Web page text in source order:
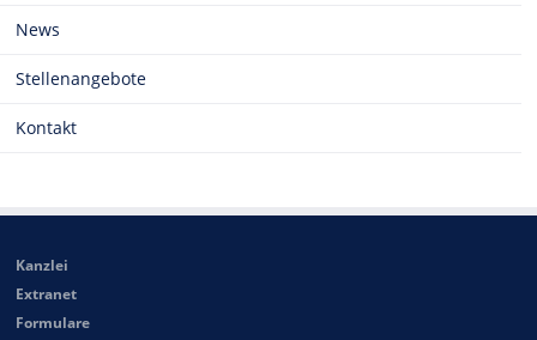
News
Stellenangebote
Kontakt
Kanzlei
Extranet
Formulare